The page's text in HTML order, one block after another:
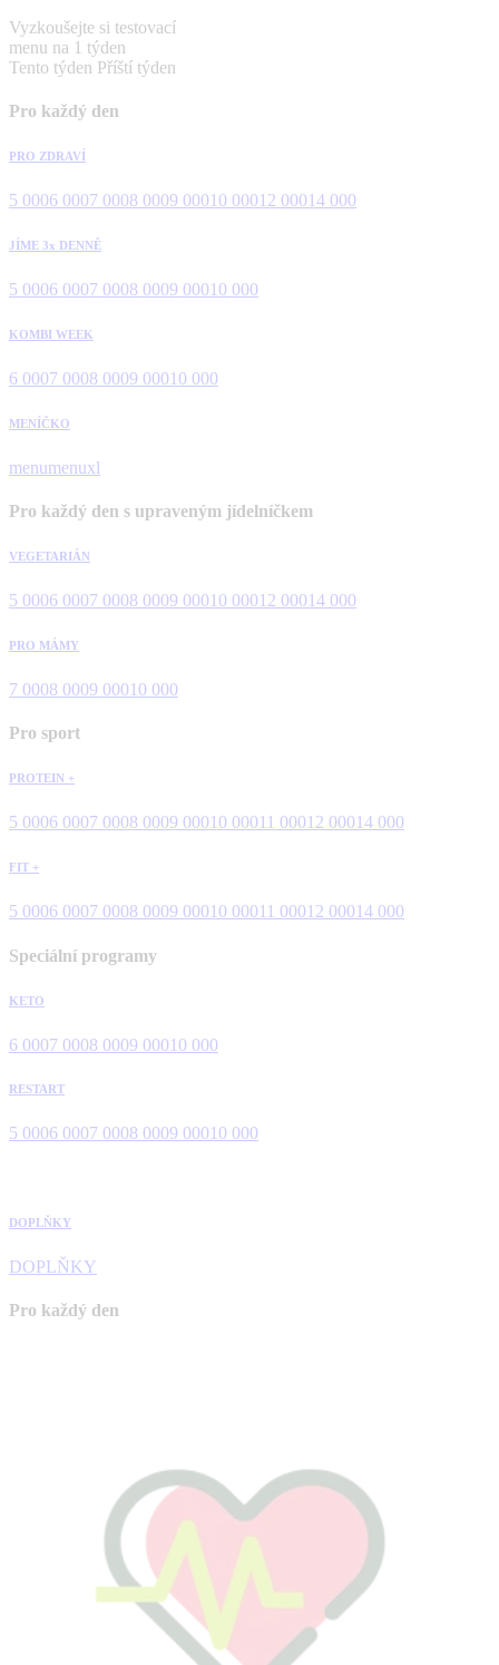
Vyzkoušejte si testovací
menu na 1 týden
Tento týden Příští týden
Pro každý den
PRO ZDRAVÍ
5 0006 0007 0008 0009 00010 00012 00014 000
JÍME 3x DENNĚ
5 0006 0007 0008 0009 00010 000
KOMBI WEEK
6 0007 0008 0009 00010 000
MENÍČKO
menumenuxl
Pro každý den s upraveným jídelníčkem
VEGETARIÁN
5 0006 0007 0008 0009 00010 00012 00014 000
PRO MÁMY
7 0008 0009 00010 000
Pro sport
PROTEIN +
5 0006 0007 0008 0009 00010 00011 00012 00014 000
FIT +
5 0006 0007 0008 0009 00010 00011 00012 00014 000
Speciální programy
KETO
6 0007 0008 0009 00010 000
RESTART
5 0006 0007 0008 0009 00010 000
DOPLŇKY
DOPLŇKY
Pro každý den